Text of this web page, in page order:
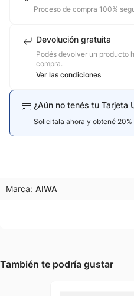
Proceso de compra 100%
Devolución gratuita
Podés devolver un producto
compra.
Ver las condiciones
¿Aún no tenés tu Tarjeta
Solicitala ahora y obtené
Marca: AIWA
También te podría gustar